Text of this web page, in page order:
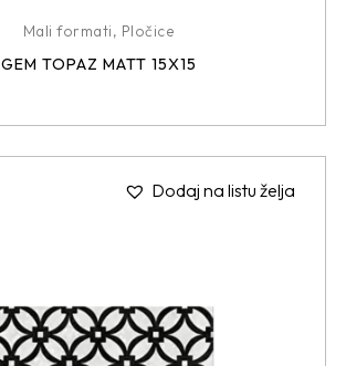
Mali formati, Pločice
GEM TOPAZ MATT 15X15
Dodaj na listu želja